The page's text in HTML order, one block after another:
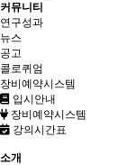
커뮤니티
연구성과
뉴스
공고
콜로퀴엄
장비예약시스템
입시안내
장비예약시스템
강의시간표
소개